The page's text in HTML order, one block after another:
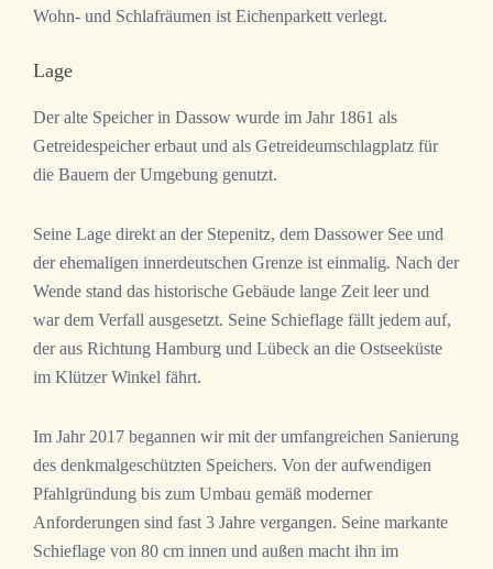
Wohn- und Schlafräumen ist Eichenparkett verlegt.
Lage
Der alte Speicher in Dassow wurde im Jahr 1861 als
Getreidespeicher erbaut und als Getreideumschlagplatz für
die Bauern der Umgebung genutzt.
Seine Lage direkt an der Stepenitz, dem Dassower See und
der ehemaligen innerdeutschen Grenze ist einmalig. Nach der
Wende stand das historische Gebäude lange Zeit leer und
war dem Verfall ausgesetzt. Seine Schieflage fällt jedem auf,
der aus Richtung Hamburg und Lübeck an die Ostseeküste
im Klützer Winkel fährt.
Im Jahr 2017 begannen wir mit der umfangreichen Sanierung
des denkmalgeschützten Speichers. Von der aufwendigen
Pfahlgründung bis zum Umbau gemäß moderner
Anforderungen sind fast 3 Jahre vergangen. Seine markante
Schieflage von 80 cm innen und außen macht ihn im